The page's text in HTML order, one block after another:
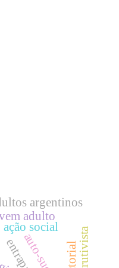
ação social
adulto
argentinos